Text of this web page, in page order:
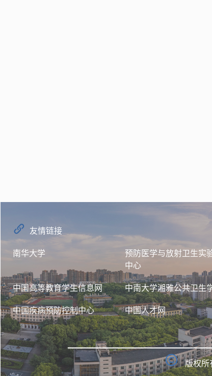
友情链接
南华大学
预防医学与放射卫生实
中心
中国高等教育学生信息网 中南大学湘雅公共卫生
中国疾病预防控制中心 中国人才网
版权所